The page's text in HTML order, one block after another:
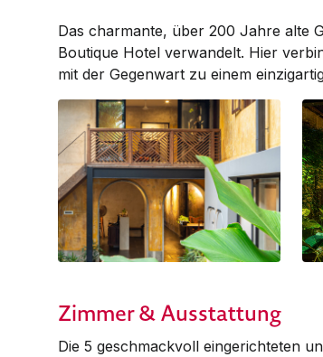
Das charmante, über 200 Jahre alte
Boutique Hotel verwandelt. Hier
mit der Gegenwart zu einem
Zimmer & Ausstattung
Die 5 geschmackvoll eingerichteten